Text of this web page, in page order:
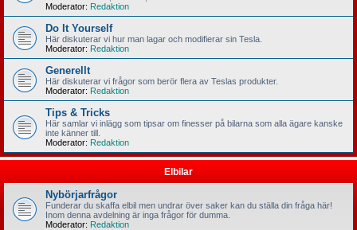
Moderator: Redaktion
Do It Yourself
Här diskuterar vi hur man lagar och modifierar sin Tesla.
Moderator: Redaktion
Generellt
Här diskuterar vi frågor som berör flera av Teslas produkter.
Moderator: Redaktion
Tips & Tricks
Här samlar vi inlägg som tipsar om finesser på bilarna som alla ägare kanske
inte känner till.
Moderator: Redaktion
Elbilar
Nybörjarfrågor
Funderar du skaffa elbil men undrar över saker kan du ställa din fråga här!
Inom denna avdelning är inga frågor för dumma.
Moderator: Redaktion